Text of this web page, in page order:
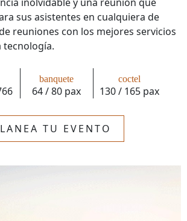
sus asistentes en cualquiera de
reuniones con los mejores servicios
tecnología.
banquete
64 / 80 pax
coctel
130 / 165 pax
TU EVENTO